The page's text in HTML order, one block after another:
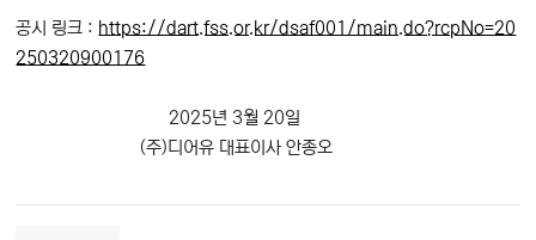
공시 링크 : https://dart.fss.or.kr/dsaf001/main.do?rcpNo=20
250320900176
2025년 3월 20일
(주)디어유 대표이사 안종오